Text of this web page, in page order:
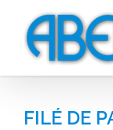
content
FILÉ DE